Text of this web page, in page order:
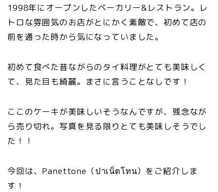
1998年にオープンしたベーカリー&レストラン。レ
トロな雰囲気のお店がとにかく素敵で、初めて店の
前を通った時から気になっていました。
初めて食べた昔ながらのタイ料理がとても美味しく
て、見た目も綺麗。まさに言うことなしです！
ここのケーキが美味しいそうなんですが、残念なが
ら売り切れ。写真を見る限りとても美味しそうでし
た！！
今回は、Panettone（ปาเน็ตโทน）をご紹介しま
す！